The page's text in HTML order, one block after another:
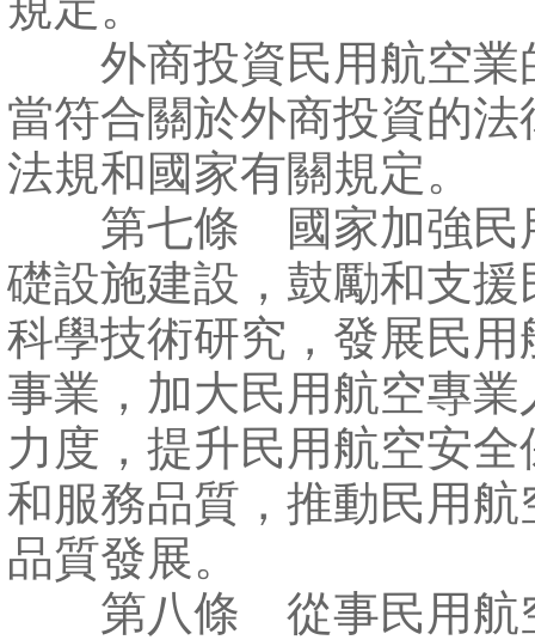
外商投資民用航空業
當符合關於外商投資的法
法規和國家有關規定。
第七條 國家加強民
礎設施建設，鼓勵和支援
科學技術研究，發展民用
事業，加大民用航空專業
力度，提升民用航空安全
和服務品質，推動民用航
品質發展。
第八條 從事民用航